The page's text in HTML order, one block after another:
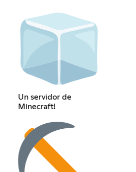
Un servidor de
Minecraft!